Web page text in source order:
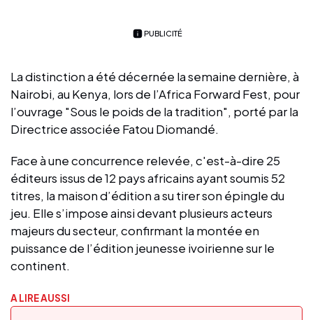
PUBLICITÉ
La distinction a été décernée la semaine dernière, à
Nairobi, au Kenya, lors de l’Africa Forward Fest, pour
l’ouvrage "Sous le poids de la tradition", porté par la
Directrice associée Fatou Diomandé.
Face à une concurrence relevée, c'est-à-dire 25
éditeurs issus de 12 pays africains ayant soumis 52
titres, la maison d’édition a su tirer son épingle du
jeu. Elle s’impose ainsi devant plusieurs acteurs
majeurs du secteur, confirmant la montée en
puissance de l’édition jeunesse ivoirienne sur le
continent.
A LIRE AUSSI